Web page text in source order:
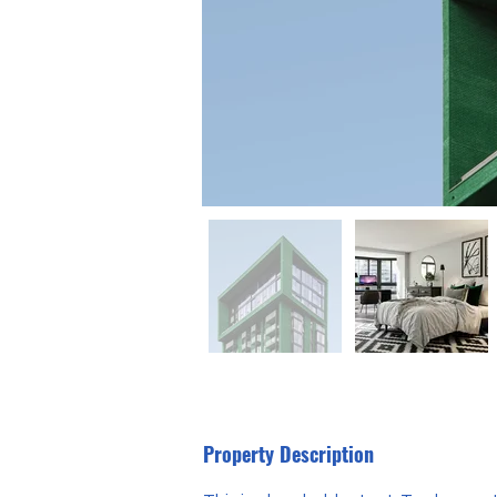
Property Description